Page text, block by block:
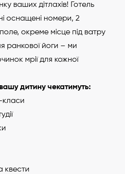
ваших дітлахів! Готель
оснащені номери, 2
окреме місце під ватру
ранкової йоги – ми
мрії для кожної
дитину чекатимуть:
класи
квести